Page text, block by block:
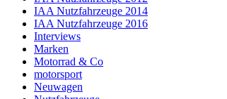
IAA Nutzfahrzeuge 2014
IAA Nutzfahrzeuge 2016
Interviews
Marken
Motorrad & Co
motorsport
Neuwagen